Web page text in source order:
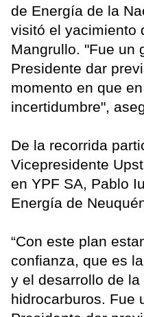
de Energía de la
visitó el yacimiento
Mangrullo. "Fue un
Presidente dar
momento en que
incertidumbre",
De la recorrida
Vicepresidente
en YPF SA, Pablo
Energía de
“Con este plan
confianza, que es
y el desarrollo de
hidrocarburos. Fue